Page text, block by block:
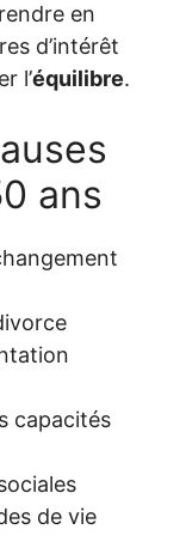
en
d’intérêt
l’équilibre.
ans
capacités
de vie